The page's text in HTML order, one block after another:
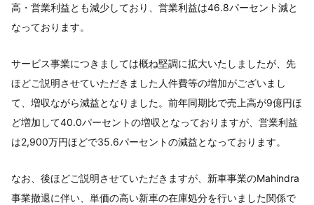
高・営業利益とも減少しており、営業利益は46.8パーセント減と
なっております。
サービス事業につきましては概ね堅調に拡大いたしましたが、先
ほどご説明させていただきました人件費等の増加がございまし
て、増収ながら減益となりました。前年同期比で売上高が9億円ほ
ど増加して40.0パーセントの増収となっておりますが、営業利益
は2,900万円ほどで35.6パーセントの減益となっております。
なお、後ほどご説明させていただきますが、新車事業のMahindra
事業撤退に伴い、単価の高い新車の在庫処分を行いました関係で